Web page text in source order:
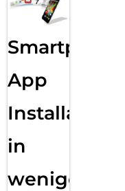
Smartphone
App
Installation
in
wenigen